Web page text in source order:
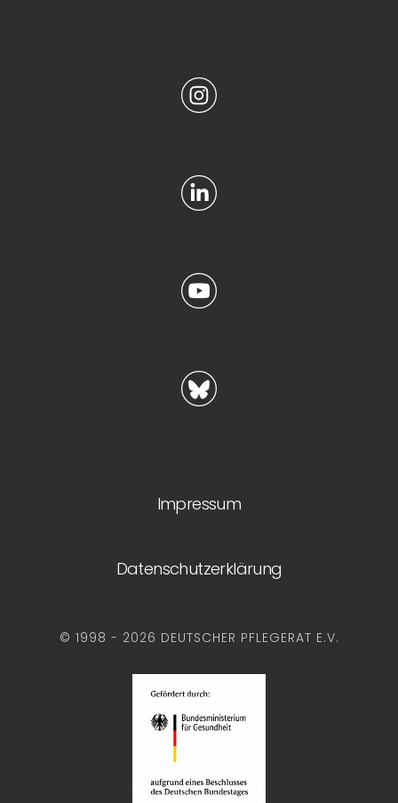
Impressum
Datenschutzerklärung
© 1998 - 2026 DEUTSCHER PFLEGERAT E.V.